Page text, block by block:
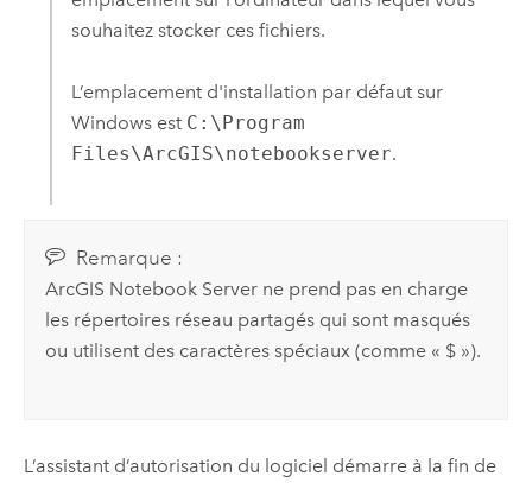
souhaitez stocker ces fichiers.
L’emplacement d'installation par défaut sur
Windowsest C:\Program
Files\ArcGIS\notebookserver.
Remarque :
ArcGIS Notebook Server ne prend pas en charge
les répertoires réseau partagés qui sont masqués
ou utilisent des caractères spéciaux (comme « $ »).
L’assistant d’autorisation du logiciel démarre à la fin de